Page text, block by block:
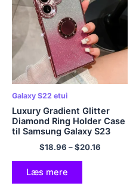
Galaxy S22 etui
Luxury Gradient Glitter
Diamond Ring Holder Case
til Samsung Galaxy S23
Ultra Plus S22 Ultra Plus S
23 22 5G Blødt
telefoncover
$18.96 –$20.16
Læs mere